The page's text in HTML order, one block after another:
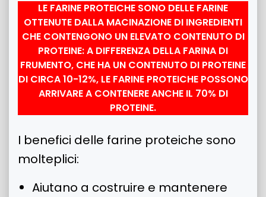
LE FARINE PROTEICHE SONO DELLE FARINE
OTTENUTE DALLA MACINAZIONE DI INGREDIENTI
CHE CONTENGONO UN ELEVATO CONTENUTO DI
PROTEINE: A DIFFERENZA DELLA FARINA DI
FRUMENTO, CHE HA UN CONTENUTO DI PROTEINE
DI CIRCA 10-12%, LE FARINE PROTEICHE POSSONO
ARRIVARE A CONTENERE ANCHE IL 70% DI
PROTEINE.
I benefici delle farine proteiche sono
molteplici:
Aiutano a costruire e mantenere